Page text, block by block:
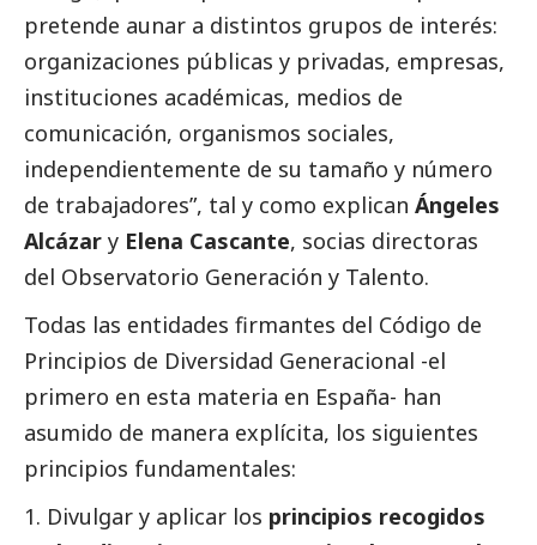
pretende aunar a distintos grupos de interés:
organizaciones públicas y privadas, empresas,
instituciones académicas, medios de
comunicación, organismos sociales,
independientemente de su tamaño y número
de trabajadores”, tal y como explican Ángeles
Alcázar y Elena Cascante, socias directoras
del Observatorio Generación y Talento.
Todas las entidades firmantes del Código de
Principios de Diversidad Generacional -el
primero en esta materia en España- han
asumido de manera explícita, los siguientes
principios fundamentales:
Divulgar y aplicar los principios recogidos